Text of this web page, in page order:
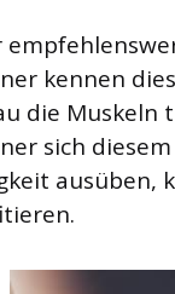
kennen
die Muskeln
sich
ausüben,